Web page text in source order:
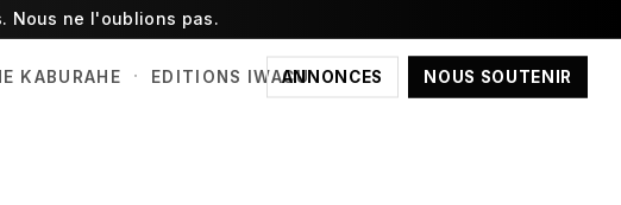
Nous ne l'oublions pas.
ANNONCES NOUS SOUTENIR
KABURAHE · EDITIONS IWACU